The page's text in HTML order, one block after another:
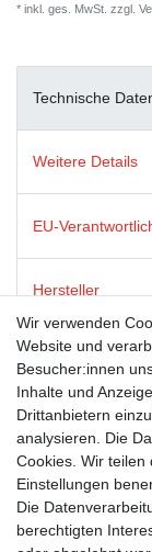
* inkl. ges. MwSt. zzgl.
Technische
Weitere Details
EU-
Hersteller
Dies ist ein
(und oft
Ständern in
Neben
Grußkarten mit
Sandmann und
ausgesuchte,
Wir verwenden
Website und
Besucher:innen
Inhalte und
Drittanbietern
analysieren. Die
Cookies. Wir teilen
Einstellungen
Die
berechtigten